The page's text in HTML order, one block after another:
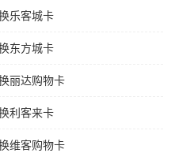
乐客城卡
东方城卡
丽达购物卡
利客来卡
维客购物卡